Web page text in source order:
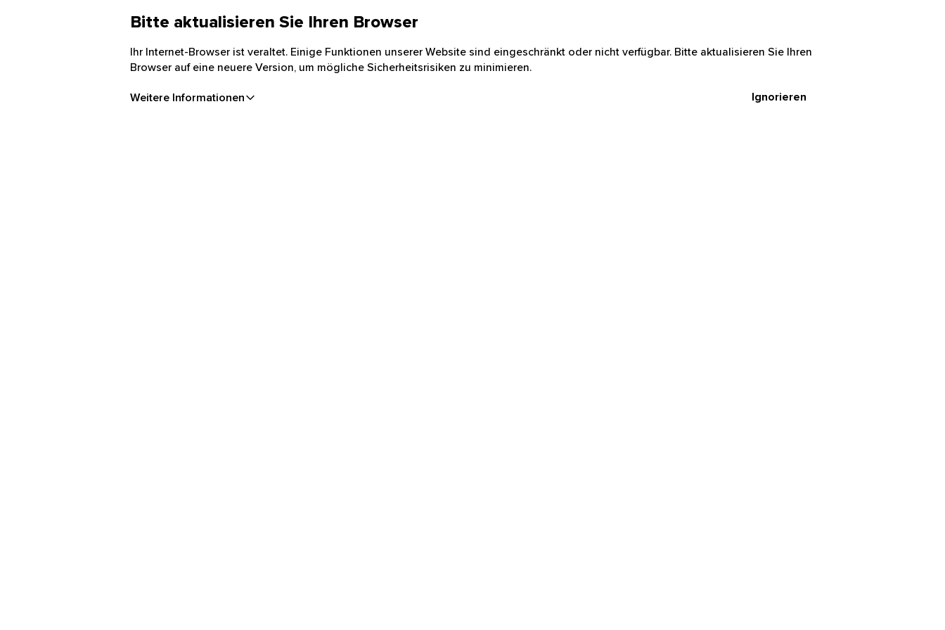
Bitte aktualisieren Sie Ihren Browser
Ihr Internet-Browser ist veraltet. Einige Funktionen unserer Website sind eingeschränkt oder nicht verfügbar. Bitte aktualisieren Sie Ihren
Browser auf eine neuere Version, um mögliche Sicherheitsrisiken zu minimieren.
Weitere Informationen Ignorieren